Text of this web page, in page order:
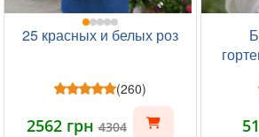
25 красных и белых роз
(260)
2562 грн4304